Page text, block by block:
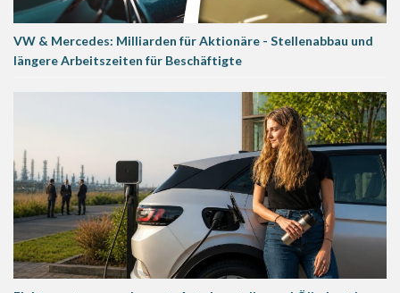
VW & Mercedes: Milliarden für Aktionäre - Stellenabbau und
längere Arbeitszeiten für Beschäftigte